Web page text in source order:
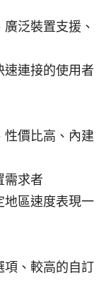
泛裝置支援、
速連接的使用者
性價比高、內建
需求者
地區速度表現一
項、較高的自訂